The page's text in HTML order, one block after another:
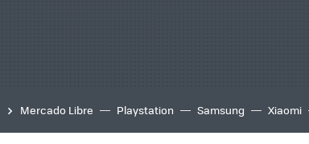
Mercado Libre Playstation Samsung Xiaomi